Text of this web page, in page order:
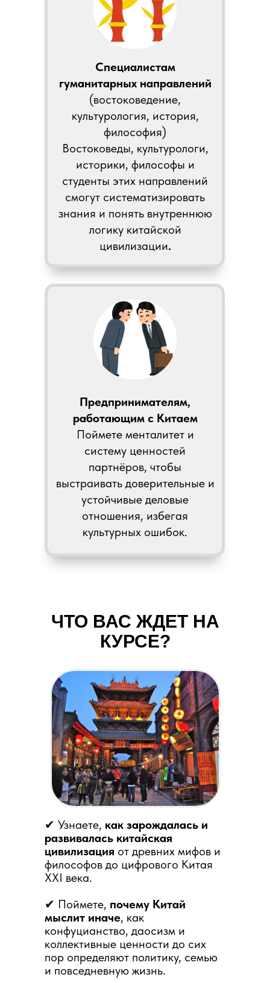
Предпринимателям,
работающим с Китаем
Поймете менталитет и
систему ценностей
партнёров, чтобы
выстраивать доверительные и
устойчивые деловые
отношения, избегая
культурных ошибок.
Специалистам
гуманитарных направлений
(востоковедение,
культурология, история,
философия)
Востоковеды, культурологи,
историки, философы и
студенты этих направлений
смогут систематизировать
знания и понять внутреннюю
логику китайской
цивилизации.
ЧТО ВАС ЖДЕТ НА
КУРСЕ?
✔ Узнаете, как зарождалась и
развивалась китайская
цивилизация от древних мифов и
философов до цифрового Китая
XXI века.
✔ Поймете, почему Китай
мыслит иначе, как
конфуцианство, даосизм и
коллективные ценности до сих
пор определяют политику, семью
и повседневную жизнь.